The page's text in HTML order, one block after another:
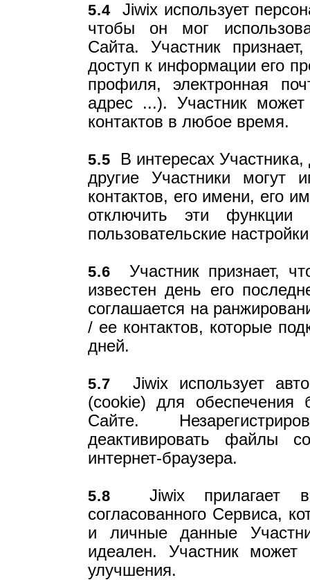
5.4 Jiwix использует
чтобы он мог
Сайта. Участник
доступ к информации его
профиля, электронная
адрес ...). Участник может
контактов в любое время.
5.5 В интересах
другие Участники могут
контактов, его имени, его
отключить эти
пользовательские
5.6 Участник признает,
известен день его
соглашается на
/ ее контактов, которые
дней.
5.7 Jiwix использует
(cookie) для обеспечения
Сайте.
деактивировать файлы
интернет-браузера.
5.8 Jiwix прилагает
согласованного Сервиса,
и личные данные
идеален. Участник
улучшения.